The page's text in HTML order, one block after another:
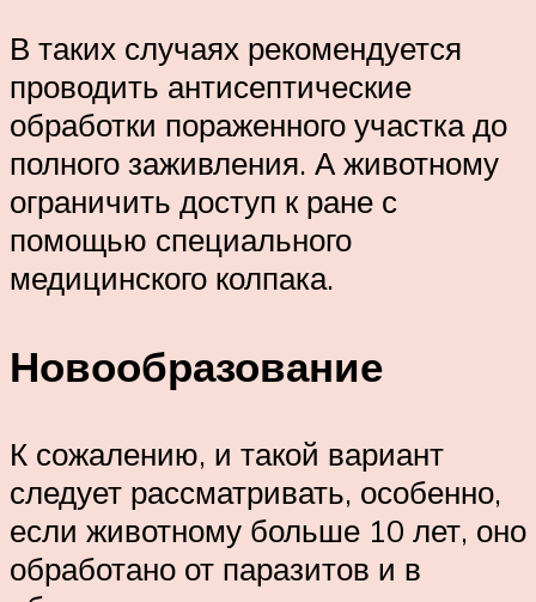
В таких случаях рекомендуется
проводить антисептические
обработки пораженного участка до
полного заживления. А животному
ограничить доступ к ране с
помощью специального
медицинского колпака.
Новообразование
К сожалению, и такой вариант
следует рассматривать, особенно,
если животному больше 10 лет, оно
обработано от паразитов и в